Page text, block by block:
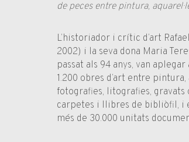
de peces entre pintura,
L’historiador i crític d’art
2002) i la seva dona Maria
passat als 94 anys, van
1.200 obres d’art entre
fotografies, litografies, gravats
carpetes i llibres de bibliòfil, i
més de 30.000 unitats